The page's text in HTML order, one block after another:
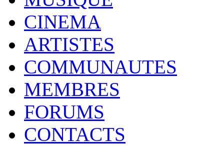
CINEMA
ARTISTES
COMMUNAUTES
MEMBRES
FORUMS
CONTACTS